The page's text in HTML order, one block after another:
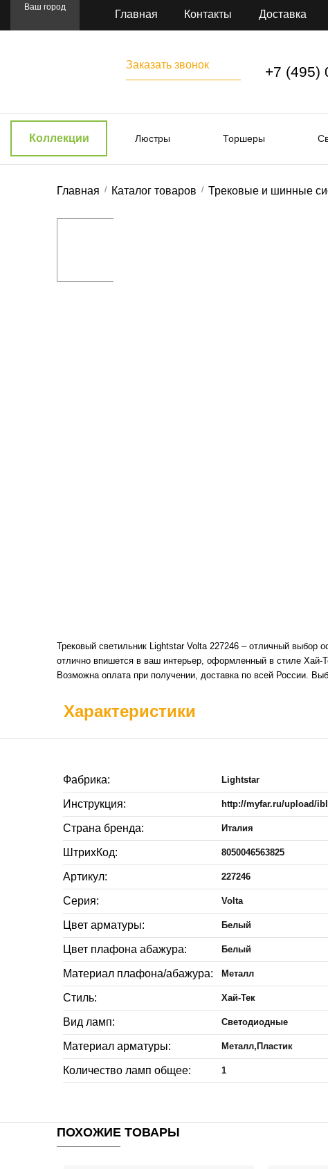
Ваш город
Главная Контакты Доставка
Заказать звонок +7 (495)
Коллекции Люстры Торшеры
Главная Каталог товаров Трековые и шинные
Трековый светильник Lightstar Volta 227246 – отличный выбор
отлично впишется в ваш интерьер, оформленный в стиле Хай-
Возможна оплата при получении, доставка по всей России.
Характеристики
Фабрика: Lightstar
Инструкция: http://myfar.ru/upload/
Страна бренда: Италия
ШтрихКод: 8050046563825
Артикул: 227246
Серия: Volta
Цвет арматуры: Белый
Цвет плафона абажура: Белый
Материал плафона/абажура: Металл
Стиль: Хай-Тек
Вид ламп: Светодиодные
Материал арматуры: Металл,Пластик
Количество ламп общее: 1
ПОХОЖИЕ ТОВАРЫ